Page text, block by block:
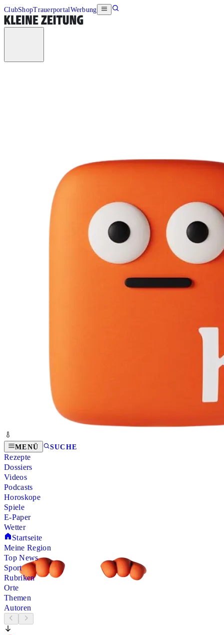
ClubShopTrauerportalWerbung
MENÜ SUCHE
Rezepte
Dossiers
Videos
Podcasts
Horoskope
Spiele
E-Paper
Wetter
Startseite
Meine Region
Top News
Sport
Rubriken
Orte
Themen
Autoren